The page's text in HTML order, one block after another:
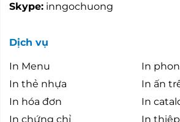
Skype: inngochuong
Dịch vụ
In Menu
In thẻ nhựa
In hóa đơn
In chứng chỉ
In
In ấn
In
In